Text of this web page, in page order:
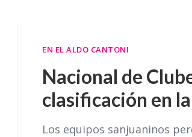
EN EL ALDO CANTONI
Nacional de
clasificación en
Los equipos sanjuaninos